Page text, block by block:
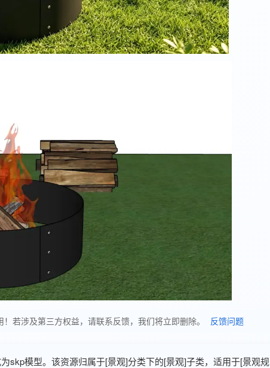
若涉及第三方权益，请联系反馈，我们将立即删除。 反馈问题
skp模型。该资源归属于[景观]分类下的[景观]子类，适用于[景观规